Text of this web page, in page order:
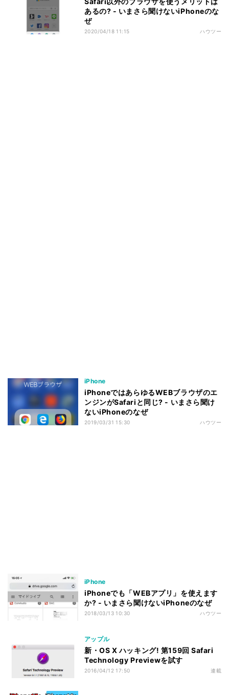
あるの? - いまさら聞けないiPhoneのな
ぜ
2020/04/18 11:15 ハウツー
iPhone
iPhoneではあらゆるWEBブラウザのエ
ンジンがSafariと同じ? - いまさら聞け
ないiPhoneのなぜ
2019/03/31 15:30 ハウツー
iPhone
iPhoneでも「WEBアプリ」を使えます
か? - いまさら聞けないiPhoneのなぜ
2018/03/13 10:30 ハウツー
アップル
新・OS X ハッキング! 第159回 Safari
Technology Previewを試す
2016/04/12 17:50 連載